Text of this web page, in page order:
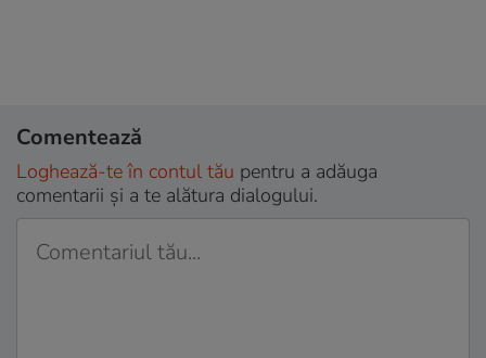
Comentează
Loghează-te în contul tău pentru a adăuga
comentarii și a te alătura dialogului.